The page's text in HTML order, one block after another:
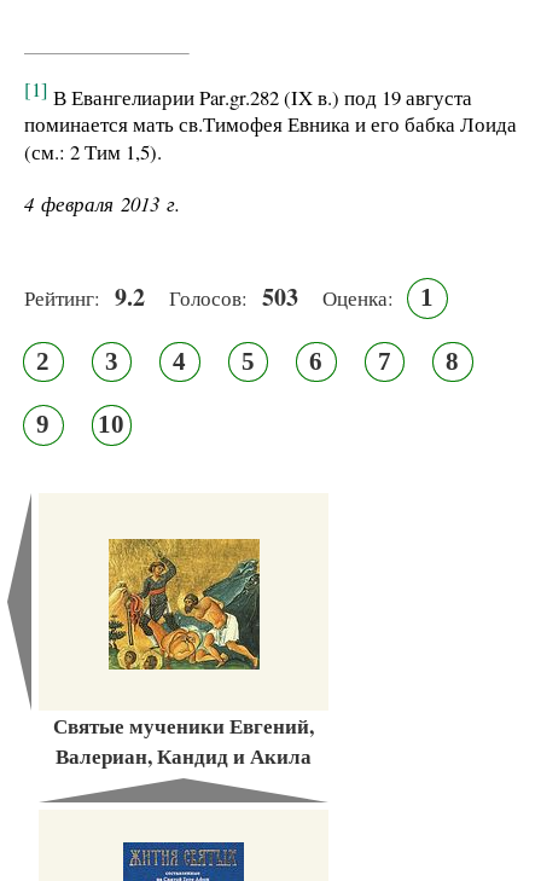
[1] ВЕвангелиарииPar.gr.282(IX в.) под 19 августа
поминаетсямать св.Тимофея Евникаиего бабка Лоида
(см.: 2 Тим 1,5).
4 февраля 2013 г.
Рейтинг: 9.2 Голосов: 503 Оценка: 1
2 3 4 5 6 7 8
9 10
Святые мученики Евгений,
Валериан, Кандид и Акила